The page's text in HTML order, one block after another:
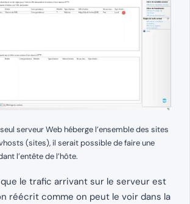
serveur Web héberge l’ensemble des sites
(sites), il serait possible de faire une
l’entête de l’hôte.
le trafic arrivant sur le serveur est
réécrit comme on peut le voir dans la